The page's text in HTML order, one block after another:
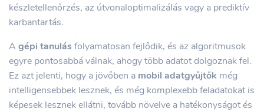
készletellenőrzés, az útvonaloptimalizálás vagy a prediktív
karbantartás.
A gépi tanulás folyamatosan fejlődik, és az algoritmusok
egyre pontosabbá válnak, ahogy több adatot dolgoznak fel.
Ez azt jelenti, hogy a jövőben a mobil adatgyűjtők még
intelligensebbek lesznek, és még komplexebb feladatokat is
képesek lesznek ellátni, tovább növelve a hatékonyságot és